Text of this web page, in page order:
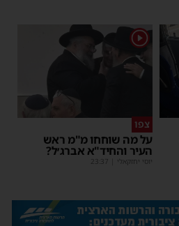
1
צפו
על מה שוחחו מ"מ ראש
העיר והחיד"א אברג׳ל?
יוסי יחזקאלי 23:37